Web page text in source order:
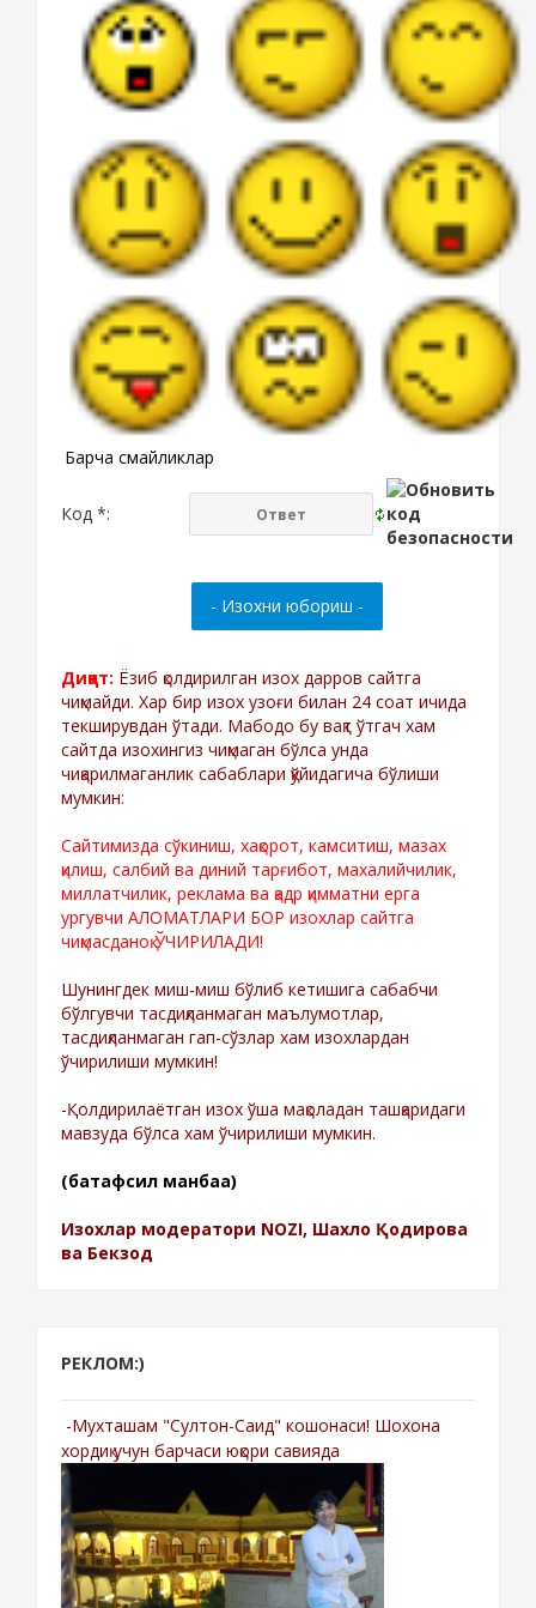
Барча смайликлар
Код *:
Диққат: Ёзиб қолдирилган изох дарров сайтга
чиқмайди. Хар бир изох узоғи билан 24 соат ичида
текширувдан ўтади. Мабодо бу вақт ўтгач хам
сайтда изохингиз чиқмаган бўлса унда
чиқарилмаганлик сабаблари қўйидагича бўлиши
мумкин:
Сайтимизда сўкиниш, хақорот, камситиш, мазах
қилиш, салбий ва диний тарғибот, махалийчилик,
миллатчилик, реклама ва қадр қимматни ерга
ургувчи АЛОМАТЛАРИ БОР изохлар сайтга
чиқмасданоқ ЎЧИРИЛАДИ!
Шунингдек миш-миш бўлиб кетишига сабабчи
бўлгувчи тасдиқланмаган маълумотлар,
тасдиқланмаган гап-сўзлар хам изохлардан
ўчирилиши мумкин!
-Қолдирилаётган изох ўша мақоладан ташқаридаги
мавзуда бўлса хам ўчирилиши мумкин.
(батафсил манбаа)
Изохлар модератори NOZI, Шахло Қодирова
ва Бекзод
РЕКЛОМ:)
-Мухташам "Султон-Саид" кошонаси! Шохона
хордиқ учун барчаси юқори савияда